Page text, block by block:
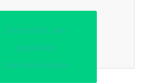
Overzicht van
populaire
taartenwinkels